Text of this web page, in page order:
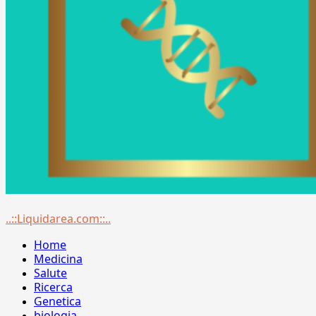
Menu
..::Liquidarea.com::..
Home
Medicina
Salute
Ricerca
Genetica